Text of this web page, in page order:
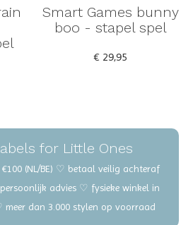
Smart Games bunny
boo - stapel spel
€ 29,95
for Little Ones
(NL/BE) ♡ betaal veilig achteraf
advies ♡ fysieke winkel in
meer dan 3.000 stylen op voorraad